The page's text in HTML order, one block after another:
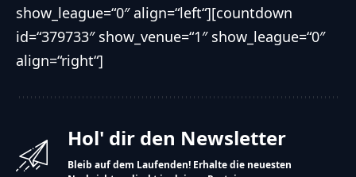
show_league=“0″ align=“left“][countdown
id=“379733″ show_venue=“1″ show_league=“0″
align=“right“]
Hol' dir den Newsletter
Bleib auf dem Laufenden! Erhalte die neuesten